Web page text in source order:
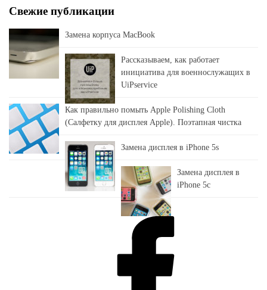
Свежие публикации
Замена корпуса MacBook
Рассказываем, как работает
инициатива для военнослужащих в
UiPservice
Как правильно помыть Apple Polishing Cloth
(Салфетку для дисплея Apple). Поэтапная чистка
Замена дисплея в iPhone 5s
Замена дисплея в
iPhone 5c